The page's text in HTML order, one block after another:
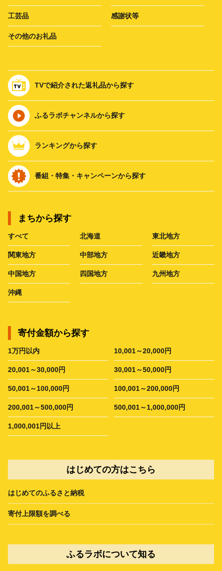
工芸品 感謝状等
その他のお礼品
TVで紹介された返礼品から探す
ふるラボチャンネルから探す
ランキングから探す
番組・特集・キャンペーンから探す
まちから探す
すべて 北海道 東北地方
関東地方 中部地方 近畿地方
中国地方 四国地方 九州地方
沖縄
寄付金額から探す
1万円以内 10,001～20,000円
20,001～30,000円 30,001～50,000円
50,001～100,000円 100,001～200,000円
200,001～500,000円 500,001～1,000,000円
1,000,001円以上
はじめての方はこちら
はじめてのふるさと納税
寄付上限額を調べる
ふるラボについて知る